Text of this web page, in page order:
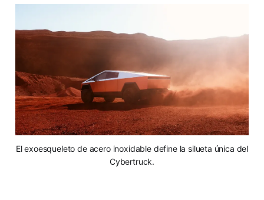
El exoesqueleto de acero inoxidable define la silueta única del
Cybertruck.